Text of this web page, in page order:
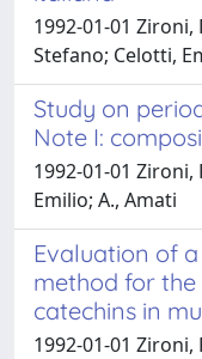
1992-01-01
Stefano; Celotti,
Study on
Note I:
1992-01-01
Emilio; A., Amati
Evaluation of
method for
catechins in
1992-01-01